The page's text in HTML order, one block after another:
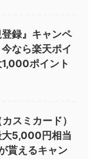
録』キャンペ
なら楽天ポイ
ポイント
スミカード）
大5,000円相当
貰えるキャン